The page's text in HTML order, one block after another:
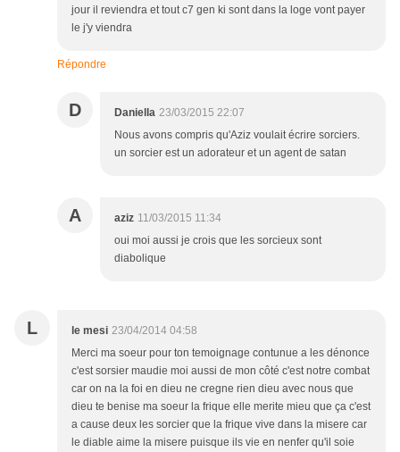
jour il reviendra et tout c7 gen ki sont dans la loge vont payer
le j'y viendra
Répondre
D Daniella 23/03/2015 22:07
Nous avons compris qu'Aziz voulait écrire sorciers.
un sorcier est un adorateur et un agent de satan
A aziz 11/03/2015 11:34
oui moi aussi je crois que les sorcieux sont
diabolique
L le mesi 23/04/2014 04:58
Merci ma soeur pour ton temoignage contunue a les dénonce
c'est sorsier maudie moi aussi de mon côté c'est notre combat
car on na la foi en dieu ne cregne rien dieu avec nous que
dieu te benise ma soeur la frique elle merite mieu que ça c'est
a cause deux les sorcier que la frique vive dans la misere car
le diable aime la misere puisque ils vie en nenfer qu'il soie